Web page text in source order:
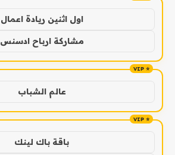
اول اثنين ريادة اعمال
مشاركة ارباح ادسنس
عالم الشباب
باقة باك لينك